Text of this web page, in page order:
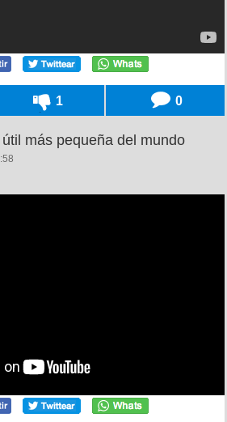
1 0
más pequeña del mundo